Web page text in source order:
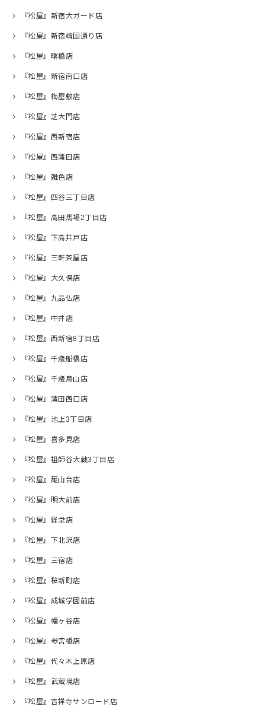
『松屋』新宿大ガード店
『松屋』新宿靖国通り店
『松屋』曙橋店
『松屋』新宿南口店
『松屋』梅屋敷店
『松屋』芝大門店
『松屋』西新宿店
『松屋』西蒲田店
『松屋』雑色店
『松屋』四谷三丁目店
『松屋』高田馬場2丁目店
『松屋』下高井戸店
『松屋』三軒茶屋店
『松屋』大久保店
『松屋』九品仏店
『松屋』中井店
『松屋』西新宿8丁目店
『松屋』千歳船橋店
『松屋』千歳烏山店
『松屋』蒲田西口店
『松屋』池上3丁目店
『松屋』喜多見店
『松屋』祖師谷大蔵3丁目店
『松屋』尾山台店
『松屋』明大前店
『松屋』経堂店
『松屋』下北沢店
『松屋』三宿店
『松屋』桜新町店
『松屋』成城学園前店
『松屋』幡ヶ谷店
『松屋』参宮橋店
『松屋』代々木上原店
『松屋』武蔵境店
『松屋』吉祥寺サンロード店